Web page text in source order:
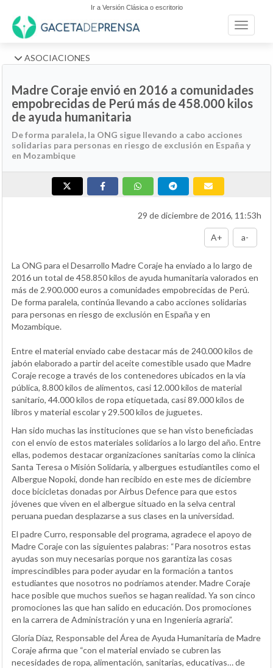
Ir a Versión Clásica o escritorio
Toggle
ASOCIACIONES
Madre Coraje envió en 2016 a comunidades
empobrecidas de Perú más de 458.000 kilos
de ayuda humanitaria
De forma paralela, la ONG sigue llevando a cabo acciones
solidarias para personas en riesgo de exclusión en España y
en Mozambique
29 de diciembre de 2016, 11:53h
A+ a-
La ONG para el Desarrollo Madre Coraje ha enviado a lo largo de
2016 un total de 458.850 kilos de ayuda humanitaria valorados en
más de 2.900.000 euros a comunidades empobrecidas de Perú.
De forma paralela, continúa llevando a cabo acciones solidarias
para personas en riesgo de exclusión en España y en
Mozambique.
Entre el material enviado cabe destacar más de 240.000 kilos de
jabón elaborado a partir del aceite comestible usado que Madre
Coraje recoge a través de los contenedores ubicados en la vía
pública, 8.800 kilos de alimentos, casi 12.000 kilos de material
sanitario, 44.000 kilos de ropa etiquetada, casi 89.000 kilos de
libros y material escolar y 29.500 kilos de juguetes.
Han sido muchas las instituciones que se han visto beneficiadas
con el envío de estos materiales solidarios a lo largo del año. Entre
ellas, podemos destacar organizaciones sanitarias como la clínica
Santa Teresa o Misión Solidaria, y albergues estudiantiles como el
Albergue Nopoki, donde han recibido en este mes de diciembre
doce bicicletas donadas por Airbus Defence para que estos
jóvenes que viven en el albergue situado en la selva central
peruana puedan desplazarse a sus clases en la universidad.
El padre Curro, responsable del programa, agradece el apoyo de
Madre Coraje con las siguientes palabras: “Para nosotros estas
ayudas son muy necesarias porque nos garantiza las cosas
imprescindibles para poder ayudar en la formación a tantos
estudiantes que nosotros no podríamos atender. Madre Coraje
hace posible que muchos sueños se hagan realidad. Ya son cinco
promociones las que han salido en educación. Dos promociones
en la carrera de Administración y una en Ingeniería agraria”.
Gloria Díaz, Responsable del Área de Ayuda Humanitaria de Madre
Coraje afirma que “con el material enviado se cubren las
necesidades de ropa, alimentación, sanitarias, educativas… de